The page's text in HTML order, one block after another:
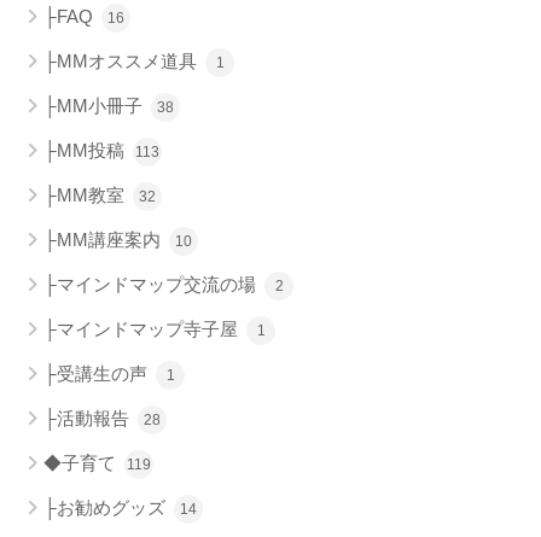
├FAQ 16
├MMオススメ道具 1
├MM小冊子 38
├MM投稿 113
├MM教室 32
├MM講座案内 10
├マインドマップ交流の場 2
├マインドマップ寺子屋 1
├受講生の声 1
├活動報告 28
◆子育て 119
├お勧めグッズ 14